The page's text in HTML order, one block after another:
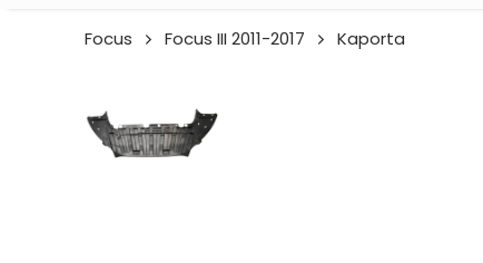
Focus Focus III 2011-2017 Kaporta